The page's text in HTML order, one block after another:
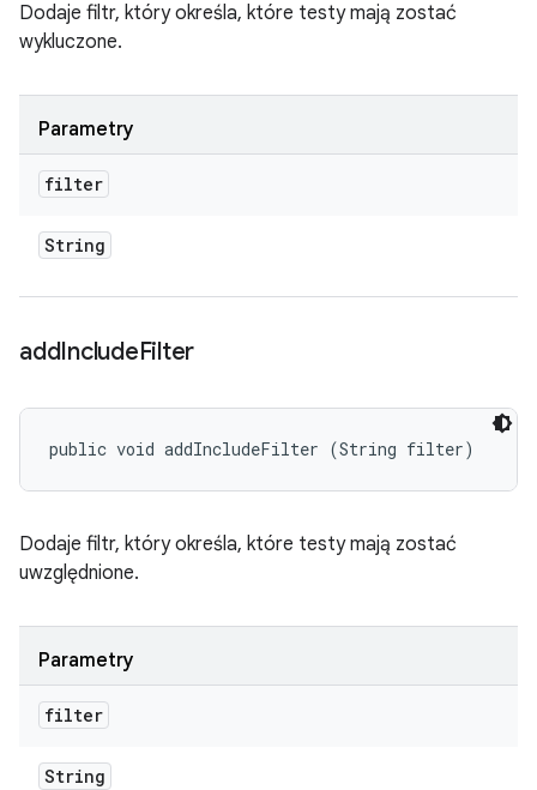
Dodaje filtr, który określa, które testy mają zostać
wykluczone.
Parametry
filter
String
addIncludeFilter
public void addIncludeFilter (String filter)
Dodaje filtr, który określa, które testy mają zostać
uwzględnione.
Parametry
filter
String